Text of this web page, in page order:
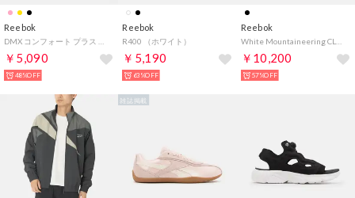
Reebok
￥5,090
48%OFF
Reebok
R400 （ホワイト）
￥5,190
63%OFF
Reebok
￥10,200
57%OFF
雑誌掲載